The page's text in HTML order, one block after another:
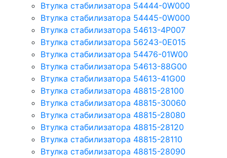
Втулка стабилизатора 54444-0W000
Втулка стабилизатора 54445-0W000
Втулка стабилизатора 54613-4P007
Втулка стабилизатора 56243-0E015
Втулка стабилизатора 54476-01W00
Втулка стабилизатора 54613-88G00
Втулка стабилизатора 54613-41G00
Втулка стабилизатора 48815-28100
Втулка стабилизатора 48815-30060
Втулка стабилизатора 48815-28080
Втулка стабилизатора 48815-28120
Втулка стабилизатора 48815-28110
Втулка стабилизатора 48815-28090